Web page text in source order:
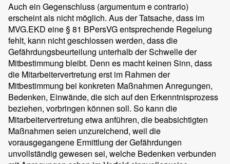
Auch ein Gegenschluss (argumentum e contrario)
erscheint als nicht möglich. Aus der Tatsache, dass im
MVG.EKD eine § 81 BPersVG entsprechende Regelung
fehlt, kann nicht geschlossen werden, dass die
Gefährdungsbeurteilung unterhalb der Schwelle der
Mitbestimmung bleibt. Denn es macht keinen Sinn, dass
die Mitarbeitervertretung erst im Rahmen der
Mitbestimmung bei konkreten Maßnahmen Anregungen,
Bedenken, Einwände, die sich auf den Erkenntnisprozess
beziehen, vorbringen können soll. So kann die
Mitarbeitervertretung etwa anführen, die beabsichtigten
Maßnahmen seien unzureichend, weil die
vorausgegangene Ermittlung der Gefährdungen
unvollständig gewesen sei, welche Bedenken verbunden